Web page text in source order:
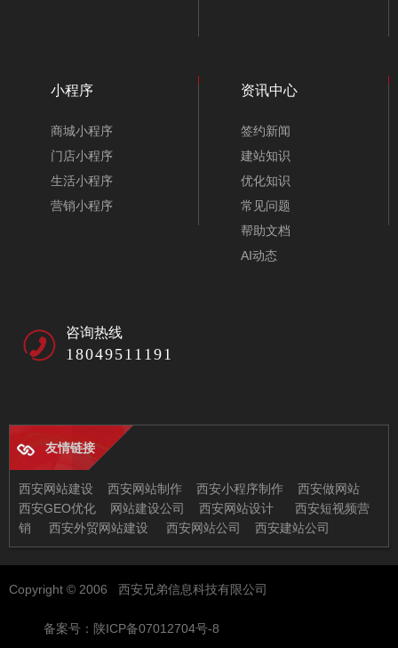
小程序
商城小程序
门店小程序
生活小程序
营销小程序
资讯中心
签约新闻
建站知识
优化知识
常见问题
帮助文档
AI动态
咨询热线
18049511191
地址：西安市未央区恒大都市广场11-2
电话：029-86512630
友情链接
西安网站建设 西安网站制作 西安小程序制作
西安做网站
西安GEO优化
网站建设公司 西安网站设计
西安短视频营
销
西安外贸网站建设 西安网站公司 西安建站公司
Copyright © 2006 西安兄弟信息科技有限公司
备案号：陕ICP备07012704号-8